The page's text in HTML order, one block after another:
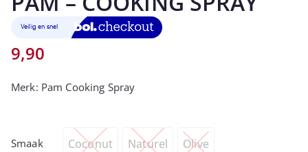
9,90
Merk: Pam Cooking Spray
Smaak Coconut Naturel Olive